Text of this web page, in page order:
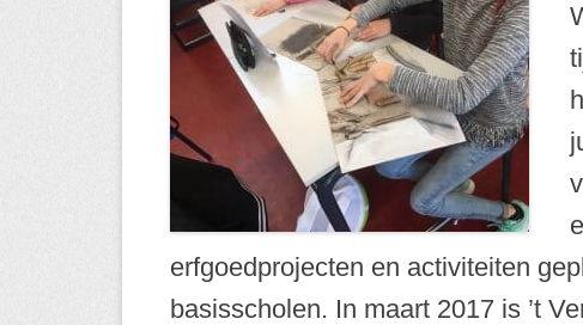
erfgoedprojecten en activiteiten
basisscholen. In maart 2017 is ’t